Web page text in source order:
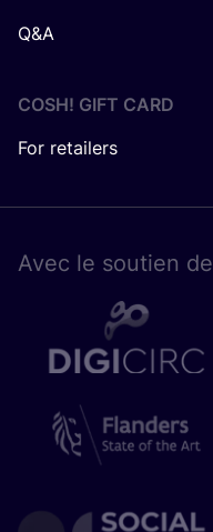
Q&A
COSH! GIFT CARD
For retailers
Avec le sou­tien de